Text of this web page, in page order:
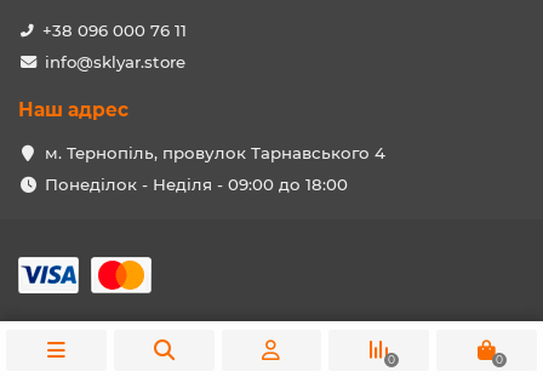
Edit product
+38 096 000 76 11
info@sklyar.store
Наш адрес
м. Тернопіль, провулок Тарнавського 4
Понеділок - Неділя - 09:00 до 18:00
0
0